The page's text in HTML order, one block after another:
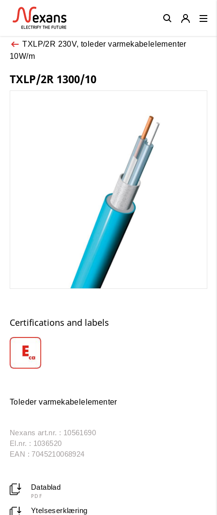
TXLP/2R 230V, toleder varmekabelelementer
10W/m
TXLP/2R 1300/10
Certifications and labels
Toleder varmekabelelementer
Nexans art.nr. : 10561690
El.nr. : 1036520
EAN : 7045210068924
Datablad
PDF
Ytelseserklæring
Close